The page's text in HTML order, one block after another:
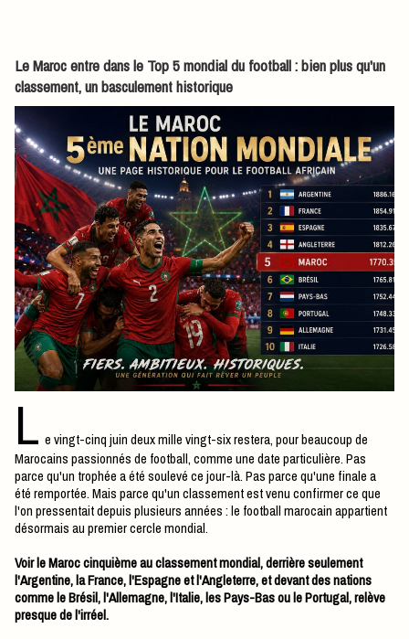
Le Maroc entre dans le Top 5 mondial du football : bien plus qu'un
classement, un basculement historique
L e vingt-cinq juin deux mille vingt-six restera, pour beaucoup de
Marocains passionnés de football, comme une date particulière. Pas
parce qu'un trophée a été soulevé ce jour-là. Pas parce qu'une finale a
été remportée. Mais parce qu'un classement est venu confirmer ce que
l'on pressentait depuis plusieurs années : le football marocain appartient
désormais au premier cercle mondial.
Voir le Maroc cinquième au classement mondial, derrière seulement
l'Argentine, la France, l'Espagne et l'Angleterre, et devant des nations
comme le Brésil, l'Allemagne, l'Italie, les Pays-Bas ou le Portugal, relève
presque de l'irréel.